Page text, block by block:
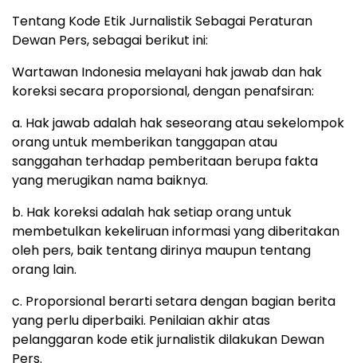
Tentang Kode Etik Jurnalistik Sebagai Peraturan
Dewan Pers, sebagai berikut ini:
Wartawan Indonesia melayani hak jawab dan hak
koreksi secara proporsional, dengan penafsiran:
a. Hak jawab adalah hak seseorang atau sekelompok
orang untuk memberikan tanggapan atau
sanggahan terhadap pemberitaan berupa fakta
yang merugikan nama baiknya.
b. Hak koreksi adalah hak setiap orang untuk
membetulkan kekeliruan informasi yang diberitakan
oleh pers, baik tentang dirinya maupun tentang
orang lain.
c. Proporsional berarti setara dengan bagian berita
yang perlu diperbaiki. Penilaian akhir atas
pelanggaran kode etik jurnalistik dilakukan Dewan
Pers.